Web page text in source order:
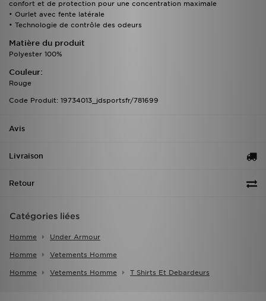
confort et de protection pour une concentration maximale
• Ourlet avec fente latérale
• Technologie de contrôle des odeurs
Matière du produit
Polyester 100%
Couleur:
Rouge
Code Produit: 19734013_jdsportsfr/781699
Avis
Livraison
Retour
Catégories liées
Homme Under Armour
Homme Vetements Homme
Homme Vetements Homme T Shirts Et Debardeurs